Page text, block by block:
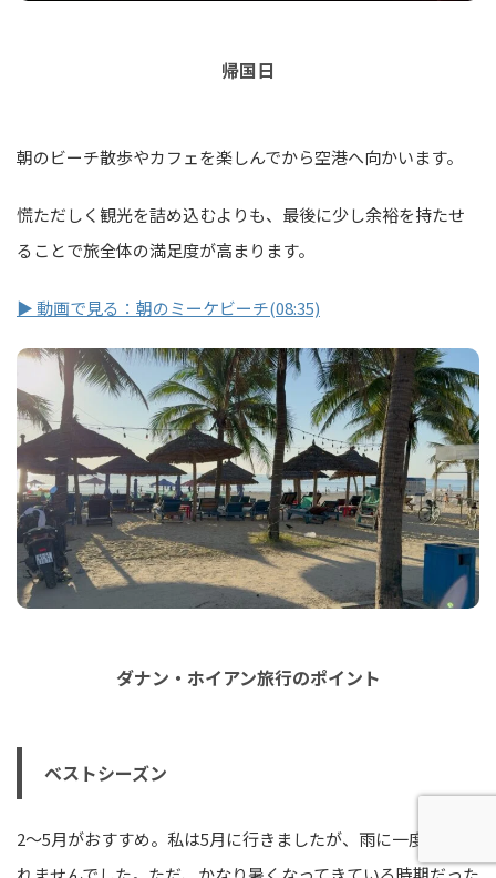
帰国日
朝のビーチ散歩やカフェを楽しんでから空港へ向かいます。
慌ただしく観光を詰め込むよりも、最後に少し余裕を持たせ
ることで旅全体の満足度が高まります。
▶ 動画で見る：朝のミーケビーチ(08:35)
ダナン・ホイアン旅行のポイント
ベストシーズン
2〜5月がおすすめ。私は5月に行きましたが、雨に一度も降ら